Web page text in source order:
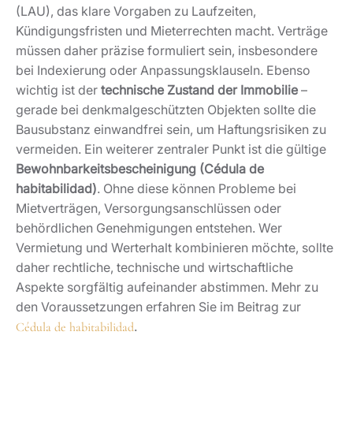
(LAU), das klare Vorgaben zu Laufzeiten,
Kündigungsfristen und Mieterrechten macht. Verträge
müssen daher präzise formuliert sein, insbesondere
bei Indexierung oder Anpassungsklauseln. Ebenso
wichtig ist der technische Zustand der Immobilie –
gerade bei denkmalgeschützten Objekten sollte die
Bausubstanz einwandfrei sein, um Haftungsrisiken zu
vermeiden. Ein weiterer zentraler Punkt ist die gültige
Bewohnbarkeitsbescheinigung (Cédula de
habitabilidad). Ohne diese können Probleme bei
Mietverträgen, Versorgungsanschlüssen oder
behördlichen Genehmigungen entstehen. Wer
Vermietung und Werterhalt kombinieren möchte, sollte
daher rechtliche, technische und wirtschaftliche
Aspekte sorgfältig aufeinander abstimmen. Mehr zu
den Voraussetzungen erfahren Sie im Beitrag zur
Cédula de habitabilidad.